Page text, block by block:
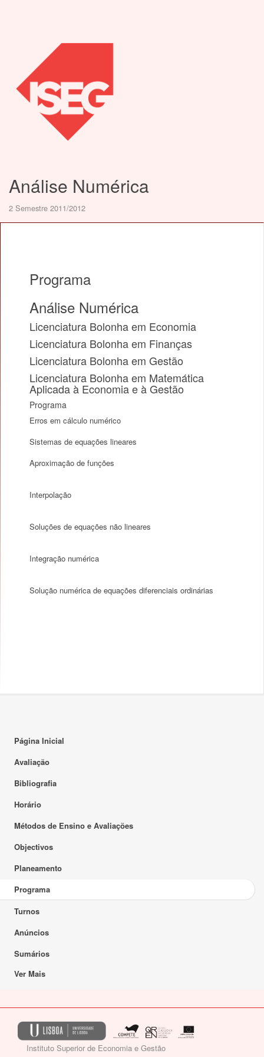
Análise Numérica
2 Semestre 2011/2012
Programa
Análise Numérica
Licenciatura Bolonha em Economia
Licenciatura Bolonha em Finanças
Licenciatura Bolonha em Gestão
Licenciatura Bolonha em Matemática
Aplicada à Economia e à Gestão
Programa
Erros em cálculo numérico
Sistemas de equações lineares
Aproximação de funções
Interpolação
Soluções de equações não lineares
Integração numérica
Solução numérica de equações diferenciais ordinárias
Página Inicial
Avaliação
Bibliografia
Horário
Métodos de Ensino e Avaliações
Objectivos
Planeamento
Programa
Turnos
Anúncios
Sumários
Ver Mais
Instituto Superior de Economia e Gestão